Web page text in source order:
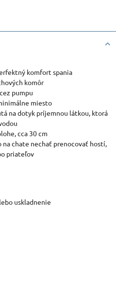
komfort spania
komôr
pumpu
miesto
na dotyk príjemnou látkou, ktorá
cca 30 cm
chate nechať prenocovať hostí,
priateľov
uskladnenie